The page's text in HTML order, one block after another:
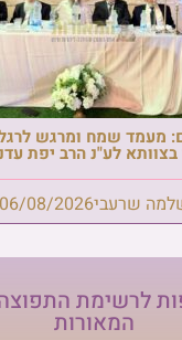
מעמד שמח ומרגש
לע"נ הרב יפת
שרעבי06/08/2026
לרשימת
המאורות